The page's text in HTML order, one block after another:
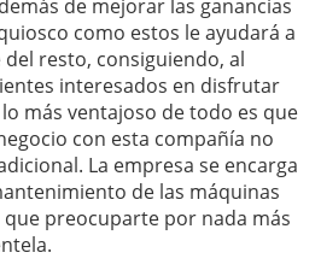
de mejorar las ganancias
como estos le ayudará a
resto, consiguiendo, al
interesados en disfrutar
más ventajoso de todo es que
con esta compañía no
La empresa se encarga
de las máquinas
preocuparte por nada más